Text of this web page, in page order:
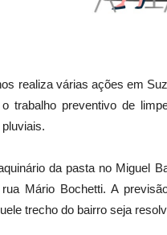
realiza várias ações em
trabalho preventivo de
da pasta no Miguel
Mário Bochetti. A
trecho do bairro seja